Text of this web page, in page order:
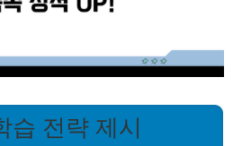
습 전략 제시